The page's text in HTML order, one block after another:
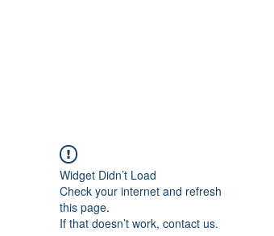
Widget Didn’t Load
Check your internet and refresh
this page.
If that doesn’t work, contact us.